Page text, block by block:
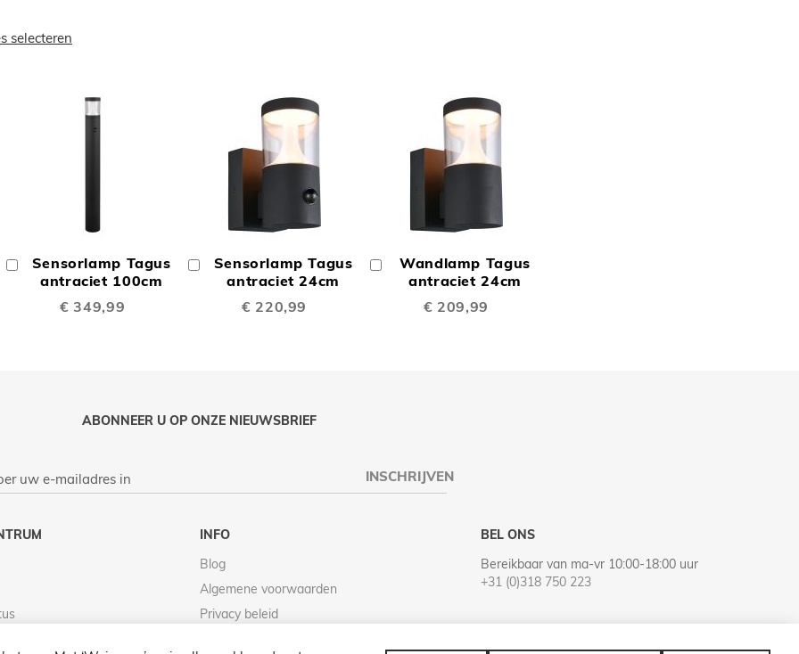
selecteren
Sensorlamp Tagus
antraciet 100cm
€ 349,99
In
Winkelwagen
TE
Sensorlamp Tagus
antraciet 24cm
€ 220,99
In
Winkelwagen
TE
Wandlamp Tagus
antraciet 24cm
€ 209,99
Winkelwagen
TE
ABONNEER U OP ONZE NIEUWSBRIEF
INSCHRIJVEN
INFO
Blog
Algemene voorwaarden
Privacy beleid
BEL ONS
Bereikbaar van ma-vr 10:00-18:00 uur
+31 (0)318 750 223